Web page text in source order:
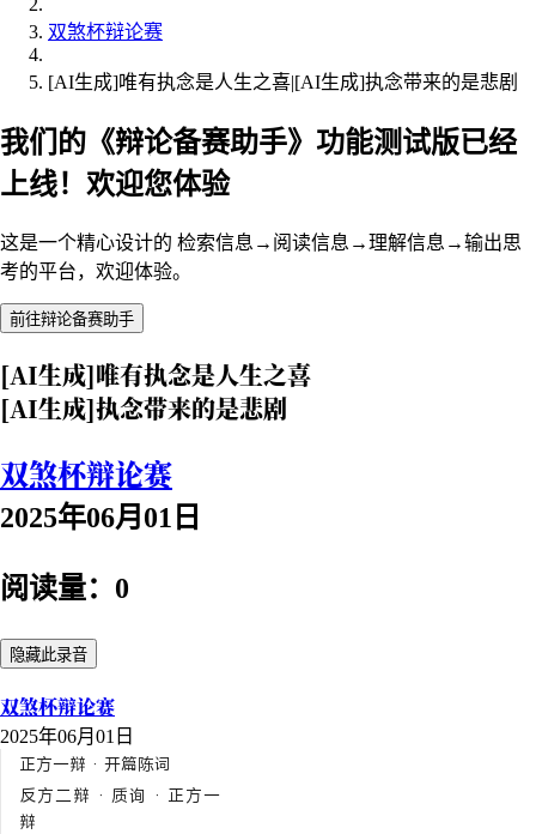
双煞杯辩论赛
[AI生成]唯有执念是人生之喜|[AI生成]执念带来的是悲剧
我们的《辩论备赛助手》功能测试版已经
上线！欢迎您体验
这是一个精心设计的 检索信息→阅读信息→理解信息→输出思
考的平台，欢迎体验。
前往辩论备赛助手
[AI生成]唯有执念是人生之喜
[AI生成]执念带来的是悲剧
双煞杯辩论赛
2025年06月01日
阅读量：0
隐藏此录音
双煞杯辩论赛
2025年06月01日
正方一辩 · 开篇陈词
反方二辩 · 质询 · 正方一
辩